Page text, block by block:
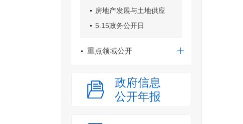
房地产发展与土地供应
5.15政务公开日
重点领域公开
政府信息
公开年报